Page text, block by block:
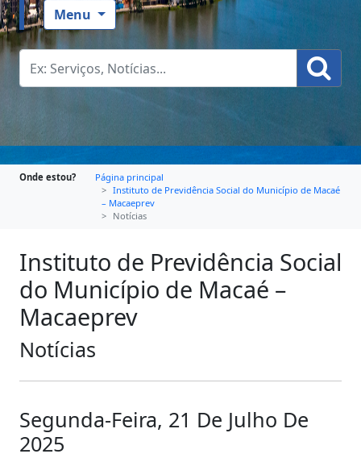
Menu
Onde estou?
Página principal
Instituto de Previdência Social do Município de Macaé
– Macaeprev
Notícias
Instituto de Previdência Social
do Município de Macaé –
Macaeprev
Notícias
Segunda-Feira, 21 De Julho De
2025